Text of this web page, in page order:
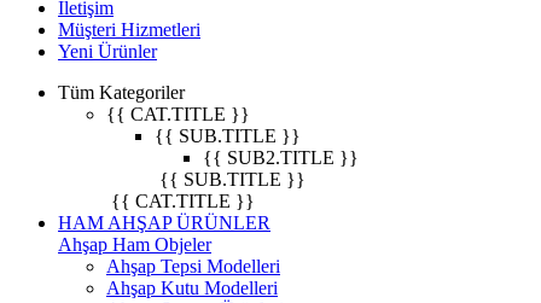
İletişim
Müşteri Hizmetleri
Yeni Ürünler
Tüm Kategoriler
{{ CAT.TITLE }}
{{ SUB.TITLE }}
{{ SUB2.TITLE }}
{{ SUB.TITLE }}
{{ CAT.TITLE }}
HAM AHŞAP ÜRÜNLER
Ahşap Ham Objeler
Ahşap Tepsi Modelleri
Ahşap Kutu Modelleri